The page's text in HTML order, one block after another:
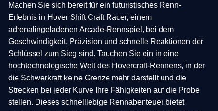
Machen Sie sich bereit für ein futuristisches Renn-
Erlebnis in Hover Shift Craft Racer, einem
adrenalingeladenen Arcade-Rennspiel, bei dem
Geschwindigkeit, Präzision und schnelle Reaktionen der
Schlüssel zum Sieg sind. Tauchen Sie ein in eine
hochtechnologische Welt des Hovercraft-Rennens, in der
die Schwerkraft keine Grenze mehr darstellt und die
Strecken bei jeder Kurve Ihre Fähigkeiten auf die Probe
stellen. Dieses schnelllebige Rennabenteuer bietet